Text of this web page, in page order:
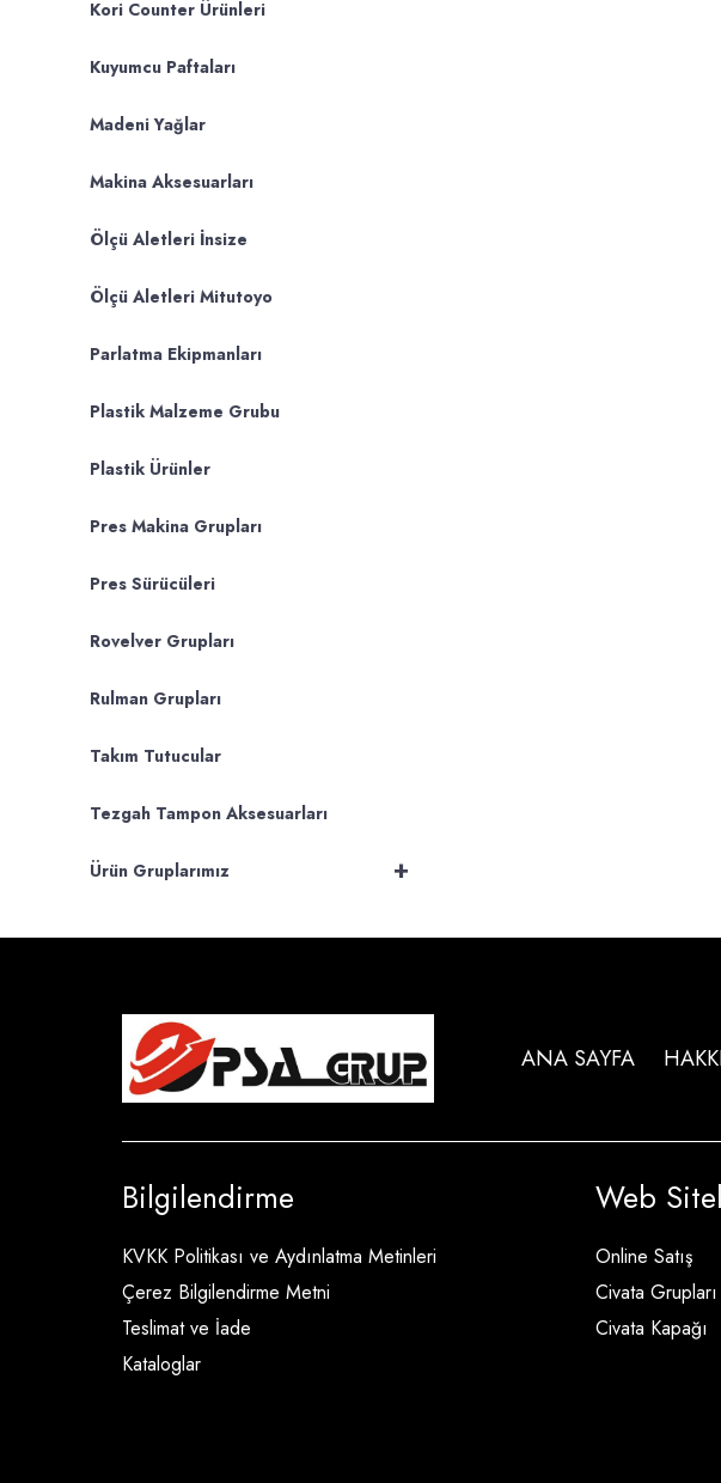
Kori Counter Ürünleri
Kuyumcu Paftaları
Madeni Yağlar
Makina Aksesuarları
Ölçü Aletleri İnsize
Ölçü Aletleri Mitutoyo
Parlatma Ekipmanları
Plastik Malzeme Grubu
Plastik Ürünler
Pres Makina Grupları
Pres Sürücüleri
Rovelver Grupları
Rulman Grupları
Takım Tutucular
Tezgah Tampon Aksesuarları
+
Ürün Gruplarımız
ANA SAYFA
Bilgilendirme
KVKK Politikası ve Aydınlatma Metinleri
Çerez Bilgilendirme Metni
Teslimat ve İade
Kataloglar
Web
Online Satış
Civata Grupları
Civata Kapağı